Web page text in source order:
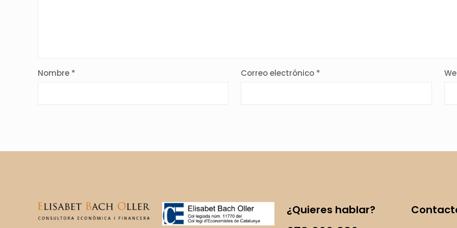
Nombre * Correo electrónico *
¿Quieres hablar?